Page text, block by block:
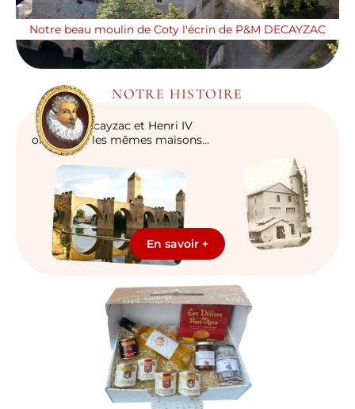
Notre beau moulin de Coty l'écrin de P&M DECAYZAC
NOTRE HISTOIRE
P&M Decayzac et Henri IV
ont habité les mêmes maisons…
En savoir +